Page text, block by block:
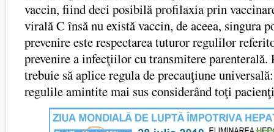
vaccin, fiind deci posibilă profilaxia prin
virală C însă nu există vaccin, de aceea, singura
prevenire este respectarea tuturor regulilor
prevenire a infecţiilor cu transmitere parenterală.
trebuie să aplice regula de precauţiune
regulile amintite mai sus considerând toţi